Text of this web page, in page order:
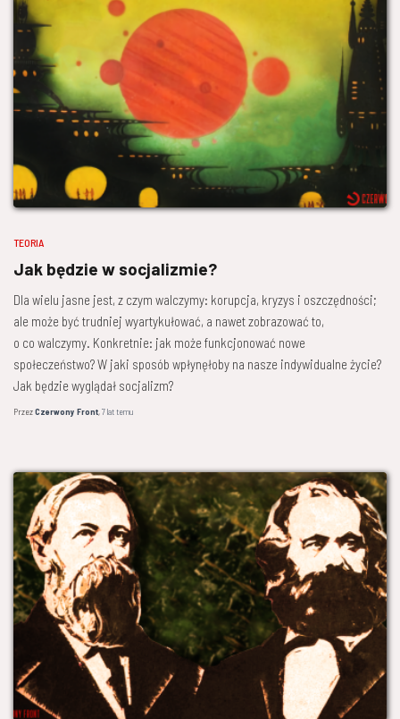
TEORIA
Jak będzie w socjalizmie?
Dla wielu jasne jest, z czym walczymy: korupcja, kryzys i oszczędności;
ale może być trudniej wyartykułować, a nawet zobrazować to,
o co walczymy. Konkretnie: jak może funkcjonować nowe
społeczeństwo? W jaki sposób wpłynęłoby na nasze indywidualne życie?
Jak będzie wyglądał socjalizm?
PrzezCzerwony Front,7 lattemu